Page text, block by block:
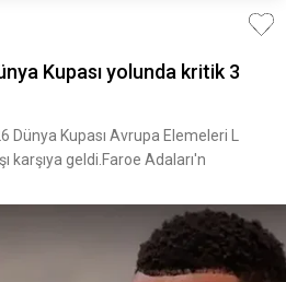
Kupası yolunda kritik 3
Dünya Kupası Avrupa Elemeleri L
karşıya geldi.Faroe Adaları'n